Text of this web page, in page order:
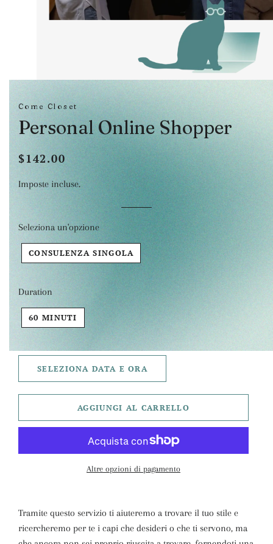
Come Closet
Personal Online Shopper
Prezzo
listino
Prezzo
$142.00
Imposte incluse.
Seleziona un'opzione
CONSULENZA SINGOLA
Duration
60 MINUTI
SELEZIONA DATA E ORA
AGGIUNGI AL CARRELLO
Altre opzioni di pagamento
Tramite questo servizio ti aiuteremo a trovare il tuo stile e
ricercheremo per te i capi che desideri o che ti servono, ma